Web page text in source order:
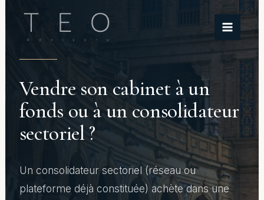
contenu
Vendre son cabinet à un
fonds ou à un consolidateur
sectoriel ?
Un consolidateur sectoriel (réseau ou
plateforme déjà constituée) achète dans une